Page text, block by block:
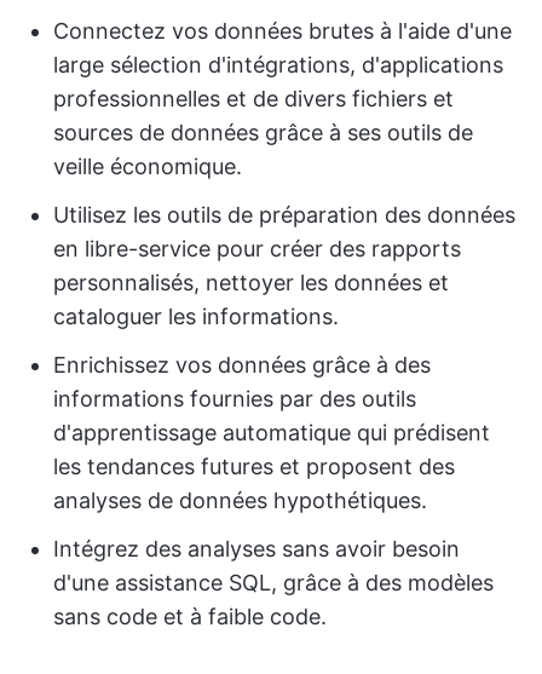
Connectez vos données brutes à l'aide d'une
large sélection d'intégrations, d'applications
professionnelles et de divers fichiers et
sources de données grâce à ses outils de
veille économique.
Utilisez les outils de préparation des données
en libre-service pour créer des rapports
personnalisés, nettoyer les données et
cataloguer les informations.
Enrichissez vos données grâce à des
informations fournies par des outils
d'apprentissage automatique qui prédisent
les tendances futures et proposent des
analyses de données hypothétiques.
Intégrez des analyses sans avoir besoin
d'une assistance SQL, grâce à des modèles
sans code et à faible code.